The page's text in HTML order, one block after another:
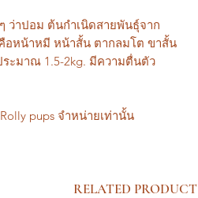
ว่าปอม ต้นกำเนิดสายพันธุ์จาก
อหน้าหมี หน้าสั้น ตากลมโต ขาสั้น
ะมาณ 1.5-2kg. มีความตื่นตัว
pups จำหน่ายเท่านั้น
RELATED PRODUCT